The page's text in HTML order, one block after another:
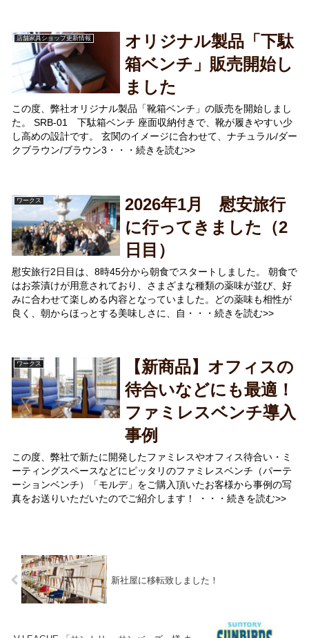
店舗家具ショップ更新情報
オリジナル製品「下駄
箱ベンチ」販売開始し
ました
この度、弊社オリジナル製品「靴箱ベンチ」の販売を開始しまし
た。 SRB-01 下駄箱ベンチ 座面収納付きで、靴が履きやすい少
し高めの設計です。 玄関のイメージに合わせて、ナチュラル/ダー
クブラウン/ブラウン3・・・続きを読む>>
ワークス
2026年1月 慰安旅行
に行ってきました（2
日目）
慰安旅行2日目は、8時45分から朝食でスタートしました。 朝食で
はお茶漬けが用意されており、さまざまな種類の薬味が並び、好
みに合わせて楽しめる内容となっていました。どの薬味も相性が
良く、朝からほっとする美味しさに、自・・・続きを読む>>
ワークス
【新商品】オフィスの
待合いなどにも最適！
ファミレスベンチ導入
事例
この度、弊社で新たに開発したファミレスやオフィス待合い・ミ
ーティングスペースなどにピッタリのファミレスベンチ（パーテ
ーションベンチ）「モルデ」をご購入頂いたお客様から事例の写
真をお送りいただいたのでご紹介します！ ・・・続きを読む>>
新社屋に移転致しました！